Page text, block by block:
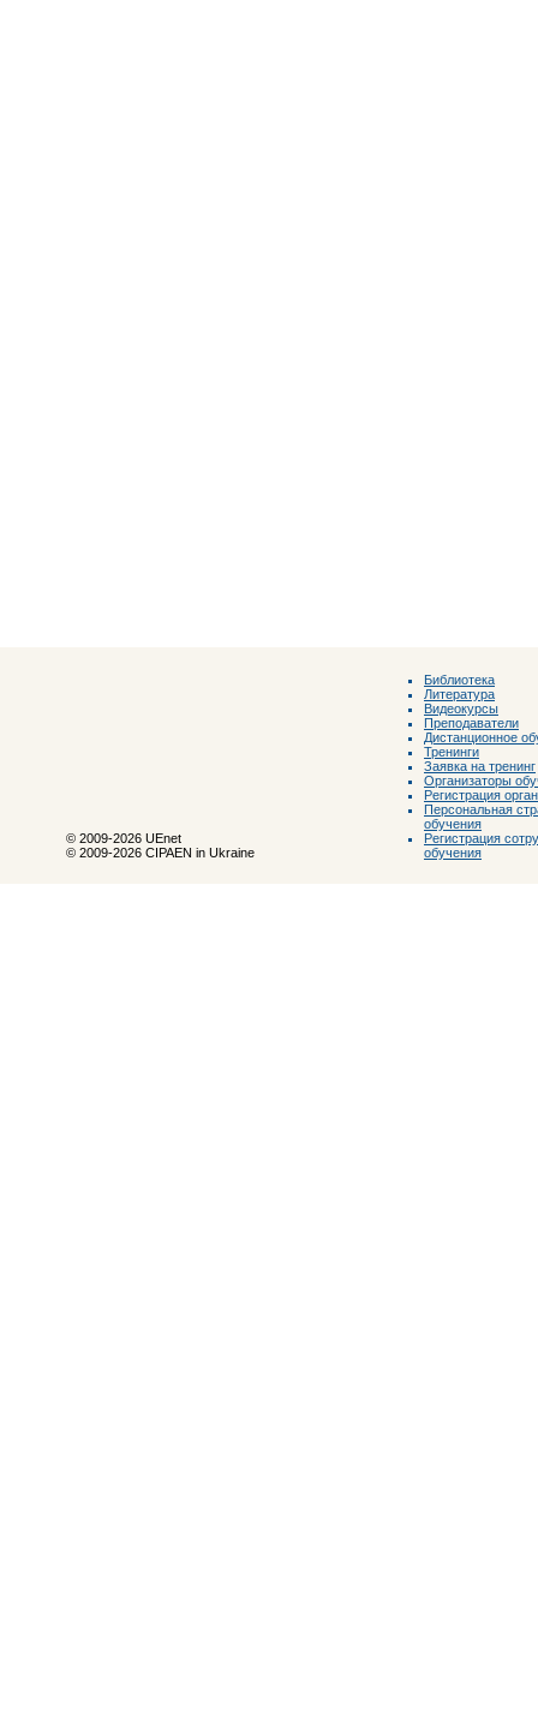
© 2009-2026 UEnet
© 2009-2026 CIPAEN in Ukraine
Библиотека
Литература
Видеокурсы
Преподаватели
Дистанционное
Тренинги
Заявка на тренинг
Организаторы
Регистрация
Персональная
обучения
Регистрация
обучения